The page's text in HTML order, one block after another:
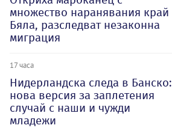
множество наранявания край
Бяла, разследват незаконна
миграция
17 часа
Нидерландска следа в Банско:
нова версия за заплетения
случай с наши и чужди
младежи